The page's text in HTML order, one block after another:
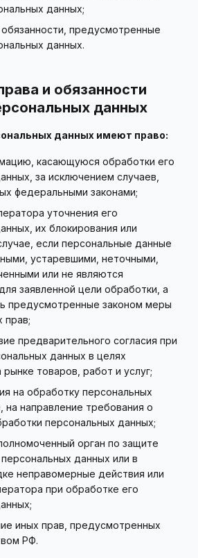
данных;
предусмотренные
данных.
и обязанности
данных
данных имеют право:
касающуюся обработки его
за исключением случаев,
федеральными законами;
уточнения его
их блокирования или
если персональные данные
устаревшими, неточными,
или не являются
заявленной цели обработки, а
предусмотренные законом меры
прав;
предварительного согласия при
данных в целях
товаров, работ и услуг;
на обработку персональных
на направление требования о
персональных данных;
орган по защите
данных или в
неправомерные действия или
при обработке его
иных прав, предусмотренных
РФ.